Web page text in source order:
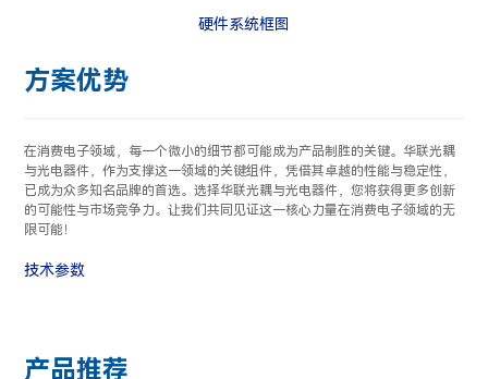
硬件系统框图
方案优势
在消费电子领域，每一个微小的细节都可能成为产品制胜的关键。华联光耦
与光电器件，作为支撑这一领域的关键组件，凭借其卓越的性能与稳定性，
已成为众多知名品牌的首选。选择华联光耦与光电器件，您将获得更多创新
的可能性与市场竞争力。让我们共同见证这一核心力量在消费电子领域的无
限可能！
技术参数
产品推荐